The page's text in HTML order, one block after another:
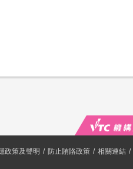
政策及聲明 防止賄賂政策 相關連結